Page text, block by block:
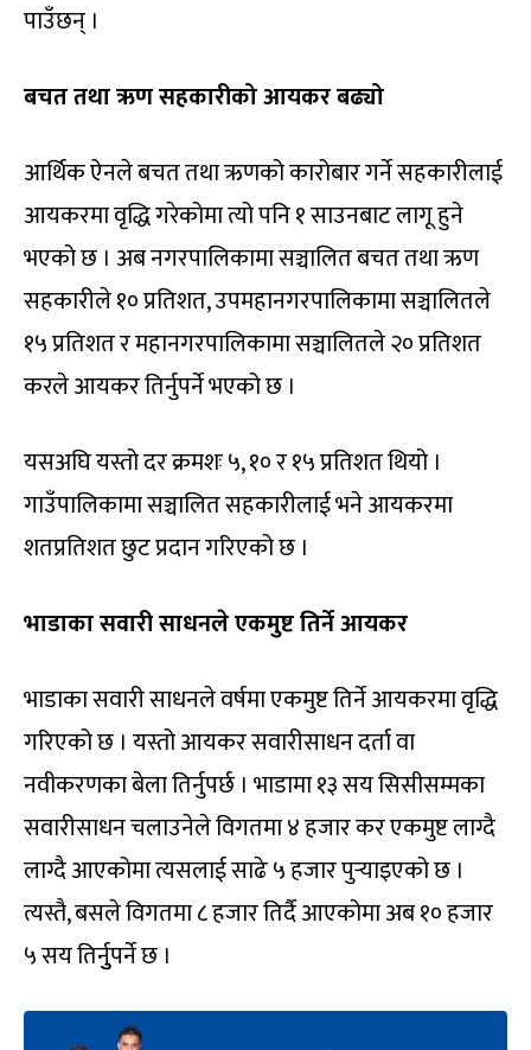
पाउँछन् ।
बचत तथा ऋण सहकारीको आयकर बढ्यो
आर्थिक ऐनले बचत तथा ऋणको कारोबार गर्ने सहकारीलाई
आयकरमा वृद्धि गरेकोमा त्यो पनि १ साउनबाट लागू हुने
भएको छ । अब नगरपालिकामा सञ्चालित बचत तथा ऋण
सहकारीले १० प्रतिशत, उपमहानगरपालिकामा सञ्चालितले
१५ प्रतिशत र महानगरपालिकामा सञ्चालितले २० प्रतिशत
करले आयकर तिर्नुपर्ने भएको छ ।
यसअघि यस्तो दर क्रमशः ५, १० र १५ प्रतिशत थियो ।
गाउँपालिकामा सञ्चालित सहकारीलाई भने आयकरमा
शतप्रतिशत छुट प्रदान गरिएको छ ।
भाडाका सवारी साधनले एकमुष्ट तिर्ने आयकर
भाडाका सवारी साधनले वर्षमा एकमुष्ट तिर्ने आयकरमा वृद्धि
गरिएको छ । यस्तो आयकर सवारीसाधन दर्ता वा
नवीकरणका बेला तिर्नुपर्छ । भाडामा १३ सय सिसीसम्मका
सवारीसाधन चलाउनेले विगतमा ४ हजार कर एकमुष्ट लाग्दै
लाग्दै आएकोमा त्यसलाई साढे ५ हजार पुर्‍याइएको छ ।
त्यस्तै, बसले विगतमा ८ हजार तिर्दै आएकोमा अब १० हजार
५ सय तिर्नुुपर्ने छ ।